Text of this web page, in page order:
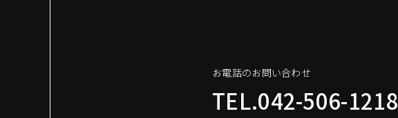
お電話のお問い合わせ
TEL.042-506-1218